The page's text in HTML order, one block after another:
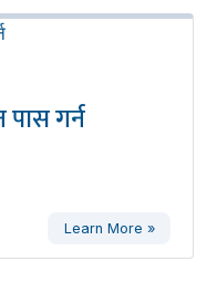
पास गर्न
Learn More »